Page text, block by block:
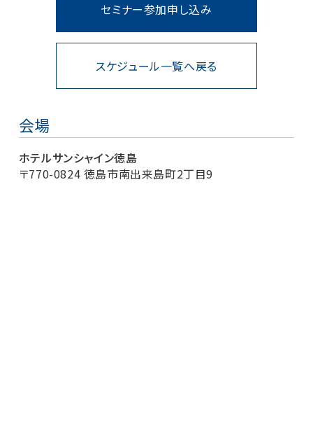
スケジュール一覧へ戻る
セミナー参加申し込み
会場
ホテルサンシャイン徳島
〒770-0824 徳島市南出来島町2丁目9